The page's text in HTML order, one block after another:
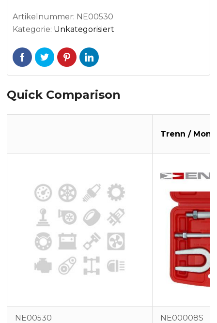
Artikelnummer: NE00530
Kategorie: Unkategorisiert
Quick Comparison
Trenn /
NE00530 NE00008S